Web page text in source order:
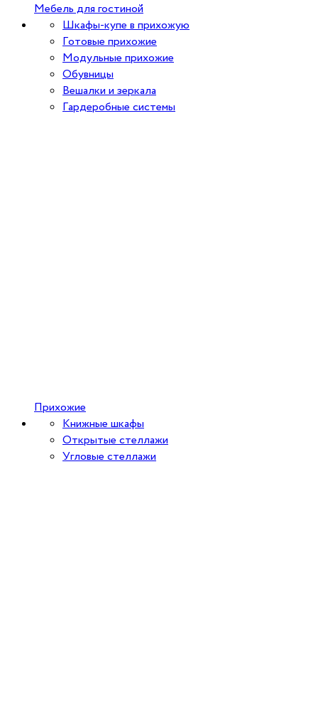
Мебель для гостиной
Шкафы-купе в прихожую
Готовые прихожие
Модульные прихожие
Обувницы
Вешалки и зеркала
Гардеробные системы
Прихожие
Книжные шкафы
Открытые стеллажи
Угловые стеллажи